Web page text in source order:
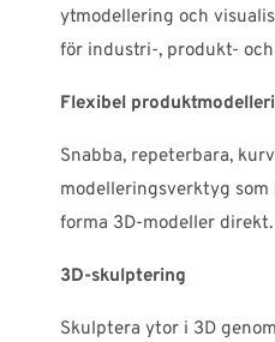
ytmodellering och
för industri-, produkt-
Flexibel
Snabba, repeterbara,
modelleringsverktyg
forma 3D-modeller direkt.
3D-skulptering
Skulptera ytor i 3D